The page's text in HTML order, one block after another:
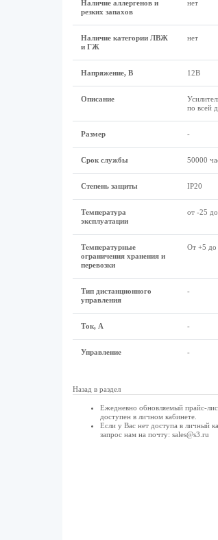
Наличие аллергенов и
резких запахов
нет
Наличие категории ЛВЖ
и ГЖ
нет
Напряжение, В 12В
Описание
по всей
Размер -
Срок службы 50000
Степень защиты IP20
Температура
эксплуатации
от -25
Температурные
ограничения хранения и
перевозки
От +5 до
Тип дистанционного
управления
-
Ток, А -
Управление -
Назад в раздел
Ежедневно обновляемый прайс-
доступен в личном кабинете.
Если у Вас нет доступа в личный
запрос нам на почту: sales@s3.ru